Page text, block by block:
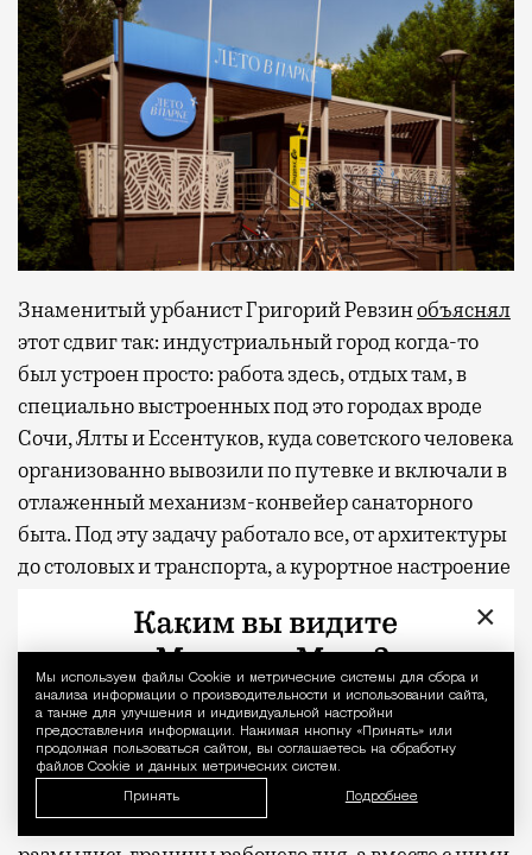
Уведомление
Мы используем файлы Сookie и метрические системы для сбора и
анализа информации о производительности и использовании сайта,
а также для улучшения и индивидуальной настройки
предоставления информации. Нажимая кнопку «Принять» или
продолжая пользоваться сайтом, вы соглашаетесь на обработку
файлов Cookie и данных метрических систем.
Принять Подробнее
Знаменитый урбанист Григорий Ревзинобъяснял
этот сдвиг так: индустриальный город когда-то
был устроен просто: работа здесь, отдых там, в
специально выстроенных под это городах вроде
Сочи, Ялты и Ессентуков, куда советского человека
организованно вывозили по путевке и включали в
отлаженный механизм-конвейер санаторного
быта. Под эту задачу работало все, от архитектуры
до столовых и транспорта, а курортное настроение
Перевозить это настроение в северные деловые
Расслабленная атмосфера жила в своих
заповедниках и никуда оттуда не выбиралась. А
тут вдруг вырвалась и распространяется по
мировым столицам — и Москва оказалась в числе
лидеров. Добавьте сюда людей, у которых
×